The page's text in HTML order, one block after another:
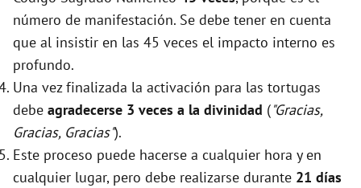
número de manifestación. Se debe tener en cuenta
que al insistir en las 45 veces el impacto interno es
profundo.
Una vez finalizada la activación para las tortugas
debe agradecerse 3 veces a la divinidad ("Gracias,
Gracias, Gracias").
Este proceso puede hacerse a cualquier hora y en
cualquier lugar, pero debe realizarse durante 21 días